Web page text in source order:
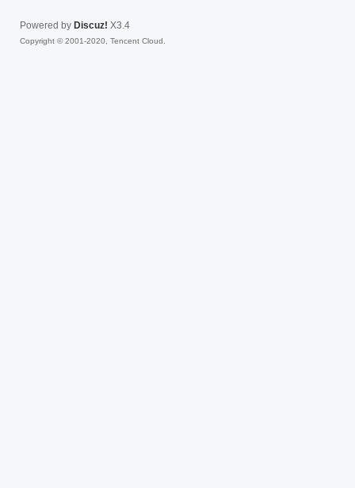
Powered by Discuz! X3.4
Copyright © 2001-2020, Tencent Cloud.